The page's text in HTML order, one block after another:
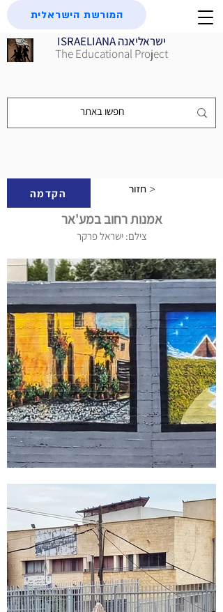
ISRAELIANA ישראליאנה
The Educational Project
המורשת הישראלית
הקדמה חזור >
אמנות רחוב במע'אר
צילם: ישראל פרקר